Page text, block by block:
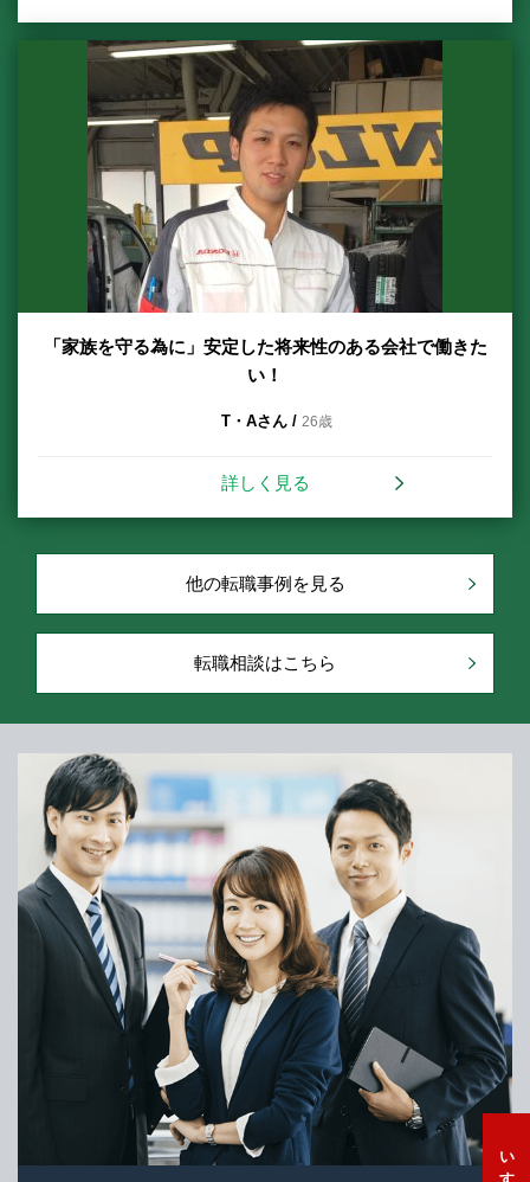
「家族を守る為に」安定した将来性のある会社で働きた
い！
T・Aさん / 26歳
詳しく見る
他の転職事例を見る
転職相談はこちら